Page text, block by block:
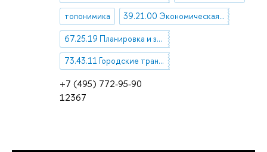
+7 (495) 772-95-90
12367
топонимика 39.21.00 Экономическая и социальная география
67.25.19 Планировка и застройка городов и населенных мест. Города и городские агломерации
73.43.11 Городские транспортные пути и сети